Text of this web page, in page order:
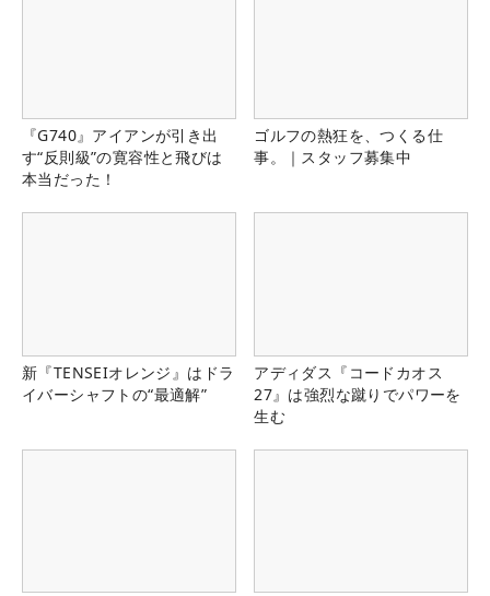
『G740』アイアンが引き出
す“反則級”の寛容性と飛びは
本当だった！
ゴルフの熱狂を、つくる仕
事。｜スタッフ募集中
新『TENSEIオレンジ』はドラ
イバーシャフトの“最適解”
アディダス『コードカオス
27』は強烈な蹴りでパワーを
生む